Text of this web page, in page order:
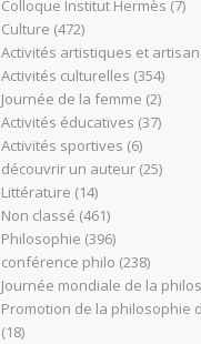
Colloque Institut Hermès (7)
Culture (472)
Activités artistiques et
Activités culturelles (354)
Journée de la femme (2)
Activités éducatives (37)
Activités sportives (6)
découvrir un auteur (25)
Littérature (14)
Non classé (461)
Philosophie (396)
conférence philo (238)
Journée mondiale de la
Promotion de la philosophie
(18)